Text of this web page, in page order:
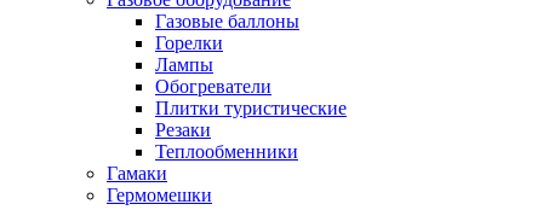
Газовые баллоны
Горелки
Лампы
Обогреватели
Плитки туристические
Резаки
Теплообменники
Гамаки
Гермомешки